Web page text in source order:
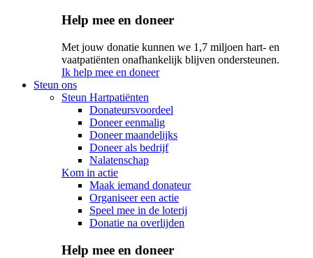
Help mee en doneer
Met jouw donatie kunnen we 1,7 miljoen hart- en
vaatpatiënten onafhankelijk blijven ondersteunen.
Ik help mee en doneer
Steun ons
Steun Hartpatiënten
Donateursvoordeel
Doneer eenmalig
Doneer maandelijks
Doneer als bedrijf
Nalatenschap
Kom in actie
Maak iemand donateur
Organiseer een actie
Speel mee in de loterij
Donatie na overlijden
Help mee en doneer